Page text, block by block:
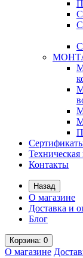
Контакты
Назад
О магазине
Доставка и
Блог
Корзина: 0
О магазине